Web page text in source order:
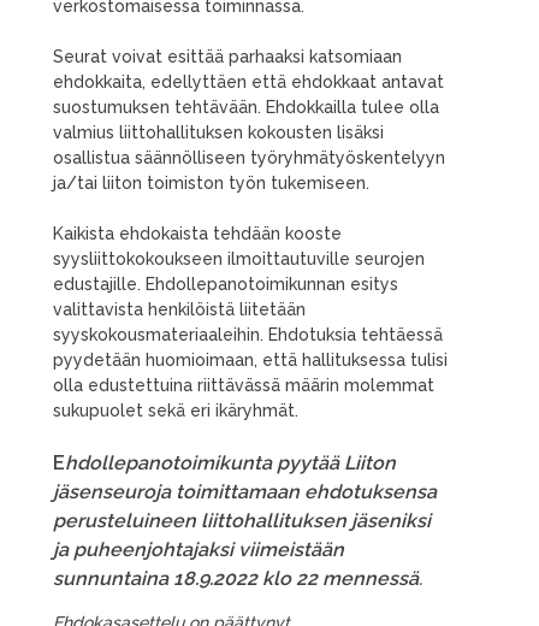
verkostomaisessa toiminnassa.
Seurat voivat esittää parhaaksi katsomiaan
ehdokkaita, edellyttäen että ehdokkaat antavat
suostumuksen tehtävään. Ehdokkailla tulee olla
valmius liittohallituksen kokousten lisäksi
osallistua säännölliseen työryhmätyöskentelyyn
ja/tai liiton toimiston työn tukemiseen.
Kaikista ehdokaista tehdään kooste
syysliittokokoukseen ilmoittautuville seurojen
edustajille. Ehdollepanotoimikunnan esitys
valittavista henkilöistä liitetään
syyskokousmateriaaleihin. Ehdotuksia tehtäessä
pyydetään huomioimaan, että hallituksessa tulisi
olla edustettuina riittävässä määrin molemmat
sukupuolet sekä eri ikäryhmät.
Ehdollepanotoimikunta pyytää Liiton
jäsenseuroja toimittamaan ehdotuksensa
perusteluineen liittohallituksen jäseniksi
ja puheenjohtajaksi viimeistään
sunnuntaina 18.9.2022 klo 22 mennessä.
Ehdokasasettelu on päättynyt.